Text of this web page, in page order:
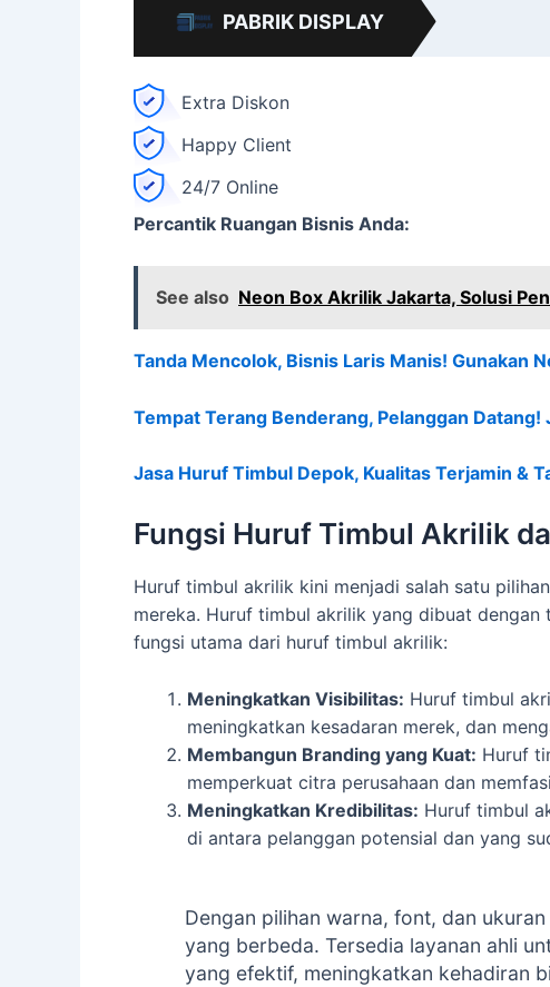
PABRIK DISPLAY
Extra Diskon
Happy Client
24/7 Online
Percantik Ruangan Bisnis Anda:
See also Neon Box Akrilik Jakarta, Solusi
Tanda Mencolok, Bisnis Laris Manis! Gunakan
Tempat Terang Benderang, Pelanggan Datang!
Jasa Huruf Timbul Depok, Kualitas Terjamin &
Fungsi Huruf Timbul Akrilik
Huruf timbul akrilik kini menjadi salah satu
mereka. Huruf timbul akrilik yang dibuat dengan
fungsi utama dari huruf timbul akrilik:
Meningkatkan Visibilitas: Huruf timbul
meningkatkan kesadaran merek, dan
Membangun Branding yang Kuat: Huruf
memperkuat citra perusahaan dan
Meningkatkan Kredibilitas: Huruf timbul
di antara pelanggan potensial dan yang
Dengan pilihan warna, font, dan
yang berbeda. Tersedia layanan ahli
yang efektif, meningkatkan kehadiran